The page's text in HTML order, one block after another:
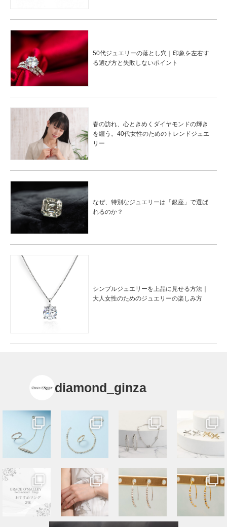
50代ジュエリーの落とし穴｜印象を左右す
る選び方と失敗しないポイント
春の訪れ、心ときめくダイヤモンドの輝き
を纏う。40代女性のためのトレンドジュエ
リー
なぜ、特別なジュエリーは「銀座」で選ば
れるのか？
シンプルジュエリーを上品に見せる方法｜
大人女性のためのジュエリーの楽しみ方
diamond_ginza